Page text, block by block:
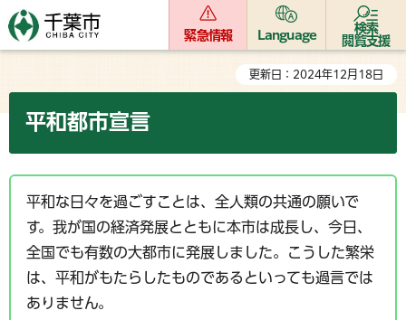
緊急情報 Language
検索
閲覧支援
更新日：2024年12月18日
平和都市宣言
平和な日々を過ごすことは、全人類の共通の願いで
す。我が国の経済発展とともに本市は成長し、今日、
全国でも有数の大都市に発展しました。こうした繁栄
は、平和がもたらしたものであるといっても過言では
ありません。